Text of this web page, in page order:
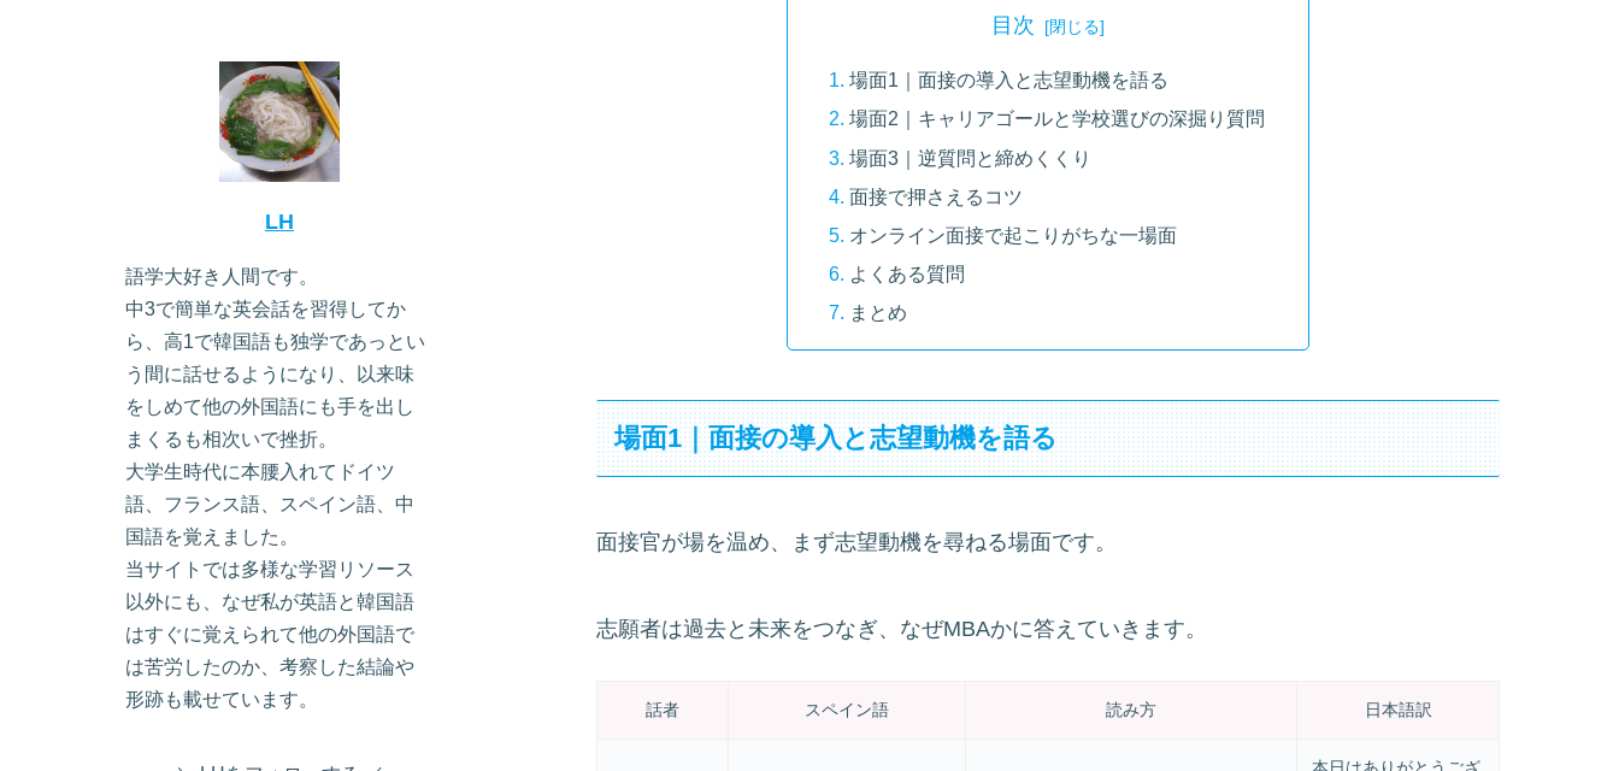
目次
場面1｜面接の導入と志望動機を語る
場面2｜キャリアゴールと学校選びの深掘り質問
場面3｜逆質問と締めくくり
面接で押さえるコツ
オンライン面接で起こりがちな一場面
よくある質問
まとめ
場面1｜面接の導入と志望動機を語る
面接官が場を温め、まず志望動機を尋ねる場面です。
志願者は過去と未来をつなぎ、なぜMBAかに答えていきます。
話者 スペイン語 読み方 日本語訳
LH
語学大好き人間です。
中3で簡単な英会話を習得してか
ら、高1で韓国語も独学であっとい
う間に話せるようになり、以来味
をしめて他の外国語にも手を出し
まくるも相次いで挫折。
大学生時代に本腰入れてドイツ
語、フランス語、スペイン語、中
国語を覚えました。
当サイトでは多様な学習リソース
以外にも、なぜ私が英語と韓国語
はすぐに覚えられて他の外国語で
は苦労したのか、考察した結論や
形跡も載せています。